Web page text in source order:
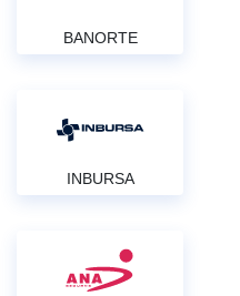
BANORTE
INBURSA